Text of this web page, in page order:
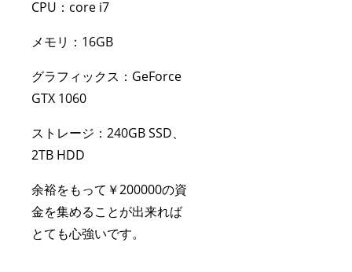
CPU：core i7
メモリ：16GB
グラフィックス：GeForce
GTX 1060
ストレージ：240GB SSD、
2TB HDD
余裕をもって￥200000の資
金を集めることが出来れば
とても心強いです。